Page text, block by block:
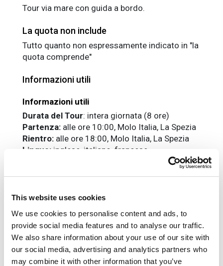
This website uses cookies
We use cookies to personalise content and ads, to
provide social media features and to analyse our traffic.
We also share information about your use of our site with
our social media, advertising and analytics partners who
may combine it with other information that you’ve
Tour via mare con guida a bordo.
La quota non include
Tutto quanto non espressamente indicato in "la
quota comprende"
Informazioni utili
Informazioni utili
Durata del Tour: intera giornata (8 ore)
Partenza: alle ore 10:00, Molo Italia, La Spezia
Rientro: alle ore 18:00, Molo Italia, La Spezia
Lingue: inglese, italiano, francese.
: presentarsi al molo d'imbarco per
Gli itinerari dei tour variano in base alle date del
personalizzate in ogni periodo.
Tour Magia delle Cinque Terre